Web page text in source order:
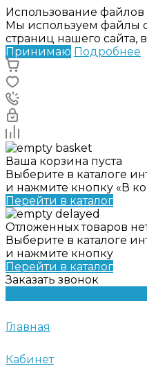
Использование файлов
Мы используем файлы
страниц нашего сайта,
Принимаю Подробнее
Ваша корзина пуста
Выберите в каталоге
и нажмите кнопку «В
Перейти в каталог
Отложенных товаров
Выберите в каталоге
и нажмите кнопку
Перейти в каталог
Заказать звонок
Главная
Кабинет